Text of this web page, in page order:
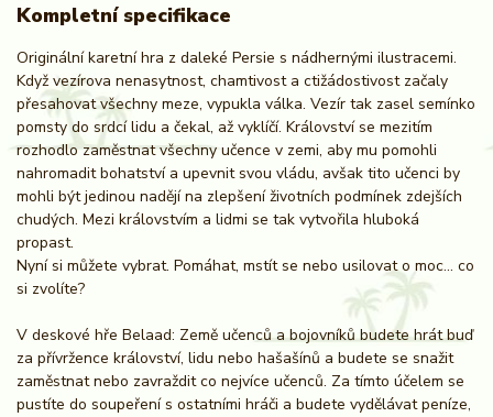
Kompletní specifikace
Originální karetní hra z daleké Persie s nádhernými ilustracemi.
Když vezírova nenasytnost, chamtivost a ctižádostivost začaly
přesahovat všechny meze, vypukla válka. Vezír tak zasel semínko
pomsty do srdcí lidu a čekal, až vyklíčí. Království se mezitím
rozhodlo zaměstnat všechny učence v zemi, aby mu pomohli
nahromadit bohatství a upevnit svou vládu, avšak tito učenci by
mohli být jedinou nadějí na zlepšení životních podmínek zdejších
chudých. Mezi královstvím a lidmi se tak vytvořila hluboká
propast.
Nyní si můžete vybrat. Pomáhat, mstít se nebo usilovat o moc... co
si zvolíte?
V deskové hře Belaad: Země učenců a bojovníků budete hrát buď
za přívržence království, lidu nebo hašašínů a budete se snažit
zaměstnat nebo zavraždit co nejvíce učenců. Za tímto účelem se
pustíte do soupeření s ostatními hráči a budete vydělávat peníze,